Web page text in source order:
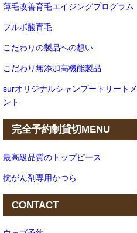
薄毛改善育毛エイジングプログラム
フルボ酸育毛
こだわりの製品への想い
こだわり無添加高機能製品
surオリジナルシャンプートリートメ
ント
完全予約制貸切MENU
最高級品質のトップピース
抗がん剤専用かつら
CONTACT